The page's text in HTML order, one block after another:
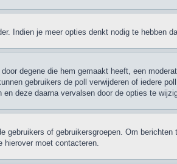
Indien je meer opties denkt nodig te hebben
degene die hem gemaakt heeft, een
gebruikers de poll verwijderen of iedere
deze daarna vervalsen door de opties te
gebruikers of gebruikersgroepen. Om
hierover moet contacteren.